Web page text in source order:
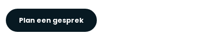
Plan een gesprek